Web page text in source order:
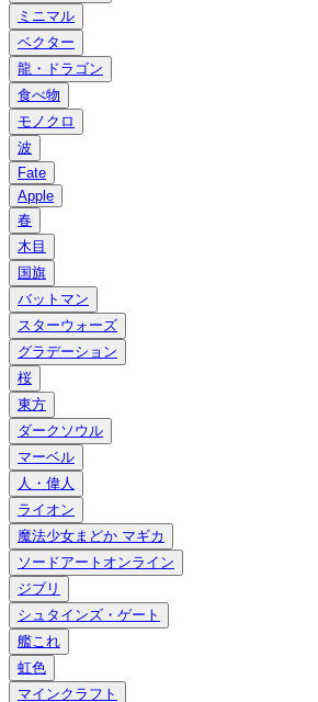
ミニマル
ベクター
龍・ドラゴン
食べ物
モノクロ
波
Fate
Apple
春
木目
国旗
バットマン
スターウォーズ
グラデーション
桜
東方
ダークソウル
マーベル
人・偉人
ライオン
魔法少女まどか マギカ
ソードアートオンライン
ジブリ
シュタインズ・ゲート
艦これ
虹色
マインクラフト